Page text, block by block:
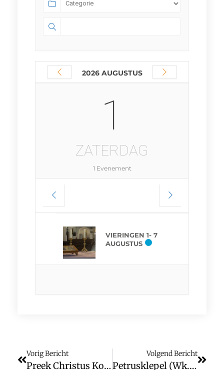
2026 AUGUSTUS
1
ZATERDAG
1 Evenement
VIERINGEN 1- 7
AUGUSTUS
Vorig Bericht
Preek Christus Koning
Volgend Bericht
Petrusklepel (wk. 49)